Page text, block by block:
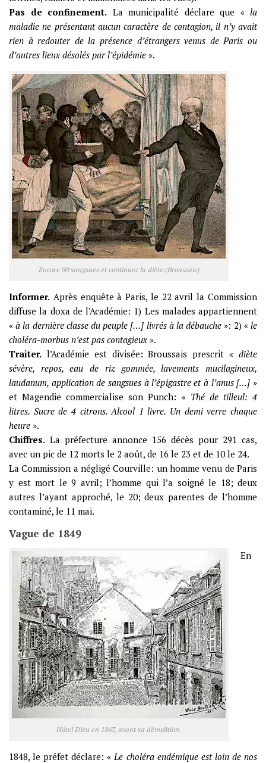
Pas de confinement. La municipalité déclare que « la
maladie ne présentant aucun caractère de contagion, il n’y avait
rien à redouter de la présence d’étrangers venus de Paris ou
d’autres lieux désolés par l’épidémie ».
Encore 90 sangsues et continuez la diète.(Broussais)
Informer. Après enquête à Paris, le 22 avril la Commission
diffuse la doxa de l’Académie: 1) Les malades appartiennent
«à la dernière classe du peuple […] livrés à la débauche »: 2) «le
choléra-morbus n’est pas contagieux ».
Traiter. l’Académie est divisée: Broussais prescrit « diète
sévère, repos, eau de riz gommée, lavements mucilagineux,
laudanum, application de sangsues à l’épigastre et à l’anus […] »
et Magendie commercialise son Punch: « Thé de tilleul: 4
litres. Sucre de 4 citrons. Alcool 1 livre. Un demi verre chaque
heure ».
Chiffres. La préfecture annonce 156 décès pour 291 cas,
avec un pic de 12 morts le 2 août, de 16 le 23 et de 10 le 24.
La Commission a négligé Courville: un homme venu de Paris
y est mort le 9 avril; l’homme qui l’a soigné le 18; deux
autres l’ayant approché, le 20; deux parentes de l’homme
contaminé, le 11 mai.
Vague de 1849
Hôtel Dieu en 1867, avant sa démolition.
En
1848, le préfet déclare: « Le choléra endémique est loin de nos